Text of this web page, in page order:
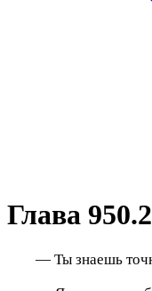
Глава 950.2
— Ты знаешь